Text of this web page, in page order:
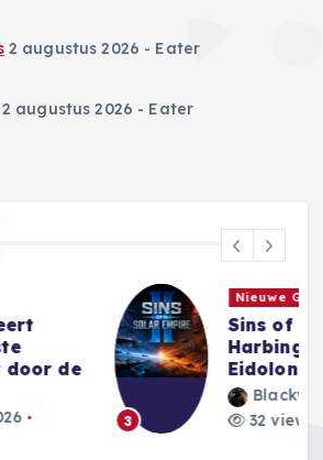
2 augustus 2026 - Eater
2 augustus 2026 - Eater
of a Solar Empire II:
introduceert nieuwe
factie
augustus 8, 2026
views